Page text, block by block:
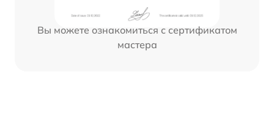
Вы можете ознакомиться с сертификатом
мастера